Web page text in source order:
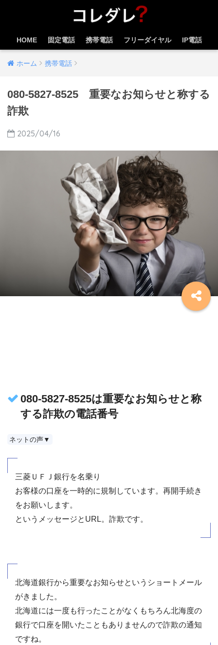
HOME 固定電話 携帯電話 フリーダイヤル IP電話
ホーム 携帯電話
080-5827-8525 重要なお知らせと称する
詐欺
2025/04/16
080-5827-8525は重要なお知らせと称
する詐欺の電話番号
ネットの声▼
三菱ＵＦＪ銀行を名乗り
お客様の口座を一時的に規制しています。再開手続き
をお願いします。
というメッセージとURL。詐欺です。
北海道銀行から重要なお知らせというショートメール
がきました。
北海道には一度も行ったことがなくもちろん北海度の
銀行で口座を開いたこともありませんので詐欺の通知
ですね。